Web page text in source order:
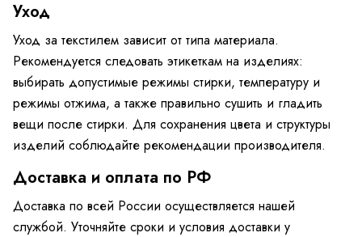
Уход
Уход за текстилем зависит от типа материала.
Рекомендуется следовать этикеткам на изделиях:
выбирать допустимые режимы стирки, температуру и
режимы отжима, а также правильно сушить и гладить
вещи после стирки. Для сохранения цвета и структуры
изделий соблюдайте рекомендации производителя.
Доставка и оплата по РФ
Доставка по всей России осуществляется нашей
службой. Уточняйте сроки и условия доставки у